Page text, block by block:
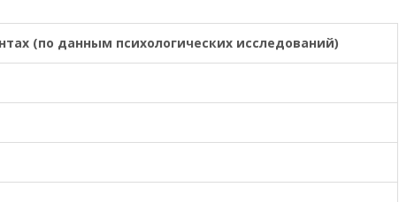
(по данным психологических исследований)